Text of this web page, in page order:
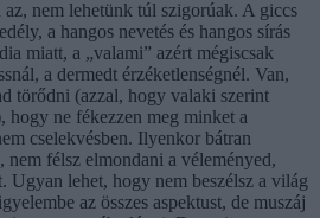
nem lehetünk túl szigorúak. A giccs
a hangos nevetés és hangos sírás
miatt, a „valami” azért mégiscsak
a dermedt érzéketlenségnél. Van,
törődni (azzal, hogy valaki szerint
hogy ne fékezzen meg minket a
cselekvésben. Ilyenkor bátran
nem félsz elmondani a véleményed,
Ugyan lehet, hogy nem beszélsz a világ
az összes aspektust, de muszáj